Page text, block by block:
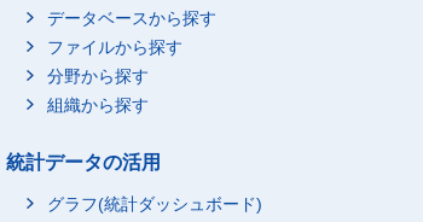
データベースから探す
ファイルから探す
分野から探す
組織から探す
統計データの活用
グラフ(統計ダッシュボード)